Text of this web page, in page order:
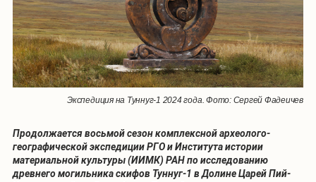
Экспедиция на Туннуг-1 2024 года. Фото: Сергей Фадеичев
Продолжается восьмой сезон комплексной археолого-
географической экспедиции РГО и Института истории
материальной культуры (ИИМК) РАН по исследованию
древнего могильника скифов Туннуг-1 в Долине Царей Пий-